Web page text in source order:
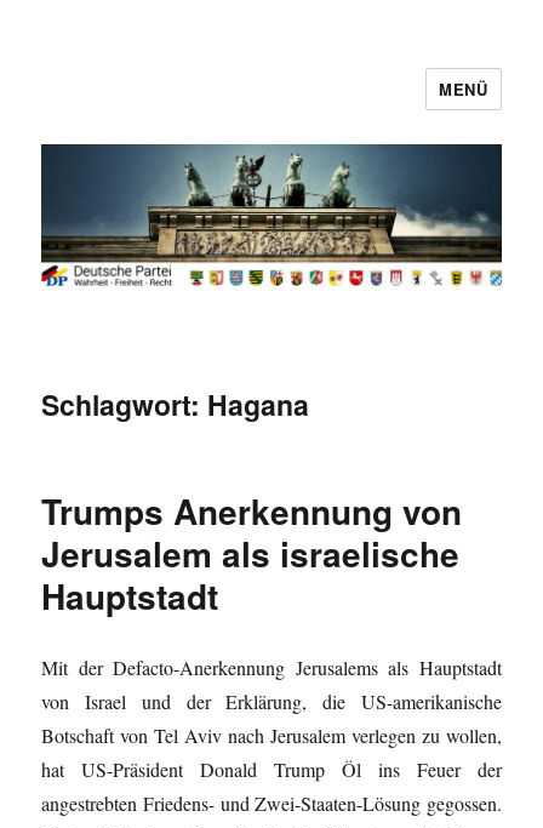
MENÜ
Schlagwort: Hagana
Trumps Anerkennung von
Jerusalem als israelische
Hauptstadt
Mit der Defacto-Anerkennung Jerusalems als Hauptstadt
von Israel und der Erklärung, die US-amerikanische
Botschaft von Tel Aviv nach Jerusalem verlegen zu wollen,
hat US-Präsident Donald Trump Öl ins Feuer der
angestrebten Friedens- und Zwei-Staaten-Lösung gegossen.